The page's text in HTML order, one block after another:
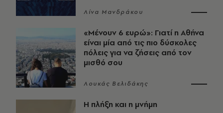
Λίνα Μανδράκου
«Μένουν 6 ευρώ»: Γιατί η Αθήνα
είναι μία από τις πιο δύσκολες
πόλεις για να ζήσεις από τον
μισθό σου
Λουκάς Βελιδάκης
Η πλήξη και η μνήμη